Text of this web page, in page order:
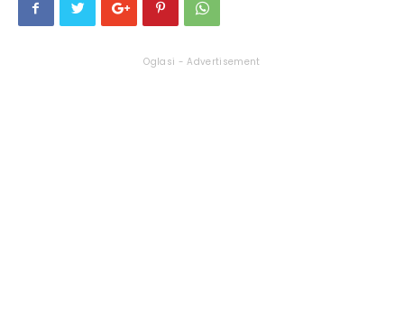
Oglasi - Advertisement